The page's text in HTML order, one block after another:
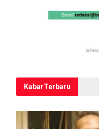
KabarTerbaru